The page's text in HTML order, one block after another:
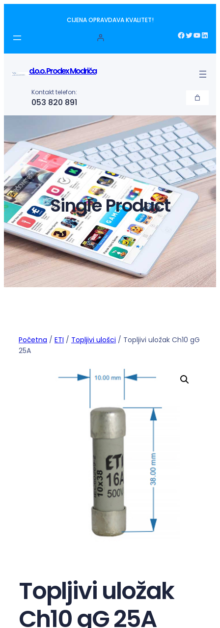
sadržaj
CIJENA OPRAVDAVA KVALITET!
Facebook Twitter YouTube LinkedIn
d.o.o. Prodex Modriča
Kontakt telefon:
053 820 891
Single Product
Početna / ETI / Topljivi ulošci / Topljivi uložak Ch10 gG
25A
Topljivi uložak
Ch10 gG 25A